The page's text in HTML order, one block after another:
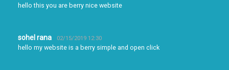
hello this you are berry nice website
sohel rana 02/15/2019 12:30
hello my website is a berry simple and open click